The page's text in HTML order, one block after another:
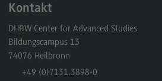
Berufsperspektiven
Kontakt
Governance Sozialer Arbeit
Governance Sozialer Arbeit
Kontakt
DHBW Center for Advanced Studies
Bildungscampus 13
74076 Heilbronn
+49 (0)7131.3898-0